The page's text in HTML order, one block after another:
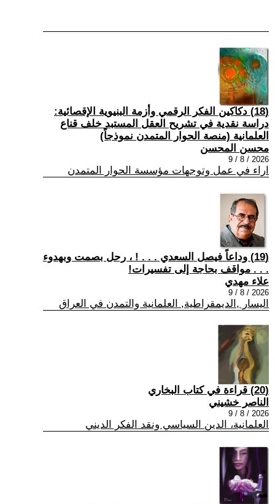
(18) دكاكين الفكر الرقمي وأزمة البنيوية الإقصائية:
دراسة نقدية في تشريح العقل المستبد خلف قناع
العلمانية (منصة الحوار المتمدن نموذجاً)
محسن المحسن
2026 / 8 / 9
اراء في عمل وتوجهات مؤسسة الحوار المتمدن
(19) وداعاً فيصل السعدي . . . ! ، رحل بصمت وبهدوء
. . . مواقف بحاجة إلى تفسيرات!
علاء مهدي
2026 / 8 / 9
اليسار ,الديمقراطية, العلمانية والتمدن في العراق
(20) قراءة في كتاب البخاري
الناصر خشيني
2026 / 8 / 9
العلمانية، الدين السياسي ونقد الفكر الديني